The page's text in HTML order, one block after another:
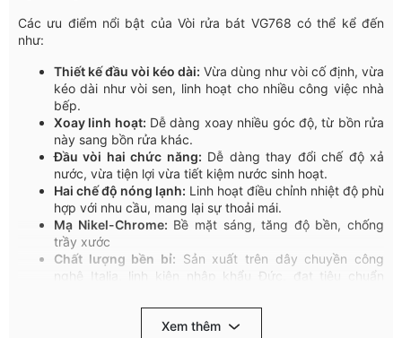
Các ưu điểm nổi bật của Vòi rửa bát VG768 có thể kể đến
như:
Thiết kế đầu vòi kéo dài: Vừa dùng như vòi cố định, vừa
kéo dài như vòi sen, linh hoạt cho nhiều công việc nhà
bếp.
Xoay linh hoạt: Dễ dàng xoay nhiều góc độ, từ bồn rửa
này sang bồn rửa khác.
Đầu vòi hai chức năng: Dễ dàng thay đổi chế độ xả
nước, vừa tiện lợi vừa tiết kiệm nước sinh hoạt.
Hai chế độ nóng lạnh: Linh hoạt điều chỉnh nhiệt độ phù
hợp với nhu cầu, mang lại sự thoải mái.
Mạ Nikel-Chrome: Bề mặt sáng, tăng độ bền, chống
trầy xước
Chất lượng bền bỉ: Sản xuất trên dây chuyền công
nghệ Italia, linh kiện nhập khẩu Đức, đạt tiêu chuẩn
Công nghệ đầu vòi chống bắn:Dòng chảy ổn định, êm
ái, tạo bọt, giảm tiếng ồn và tiết kiệm nước.
Xem thêm